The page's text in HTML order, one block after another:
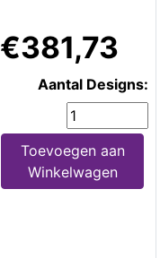
€381,73
Aantal Designs:
Toevoegen aan
Winkelwagen